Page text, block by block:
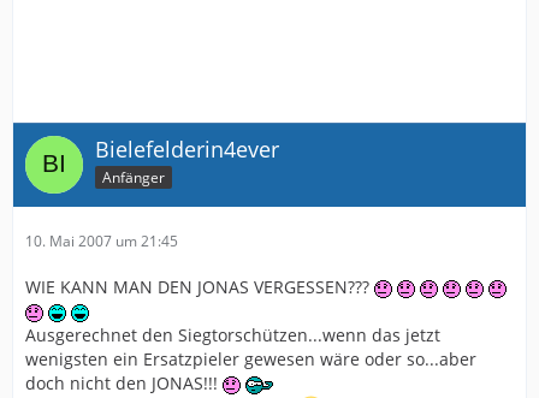
Bielefelderin4ever
Anfänger
10. Mai 2007 um 21:45
WIE KANN MAN DEN JONAS VERGESSEN???
Ausgerechnet den Siegtorschützen...wenn das jetzt
wenigsten ein Ersatzpieler gewesen wäre oder so...aber
doch nicht den JONAS!!!